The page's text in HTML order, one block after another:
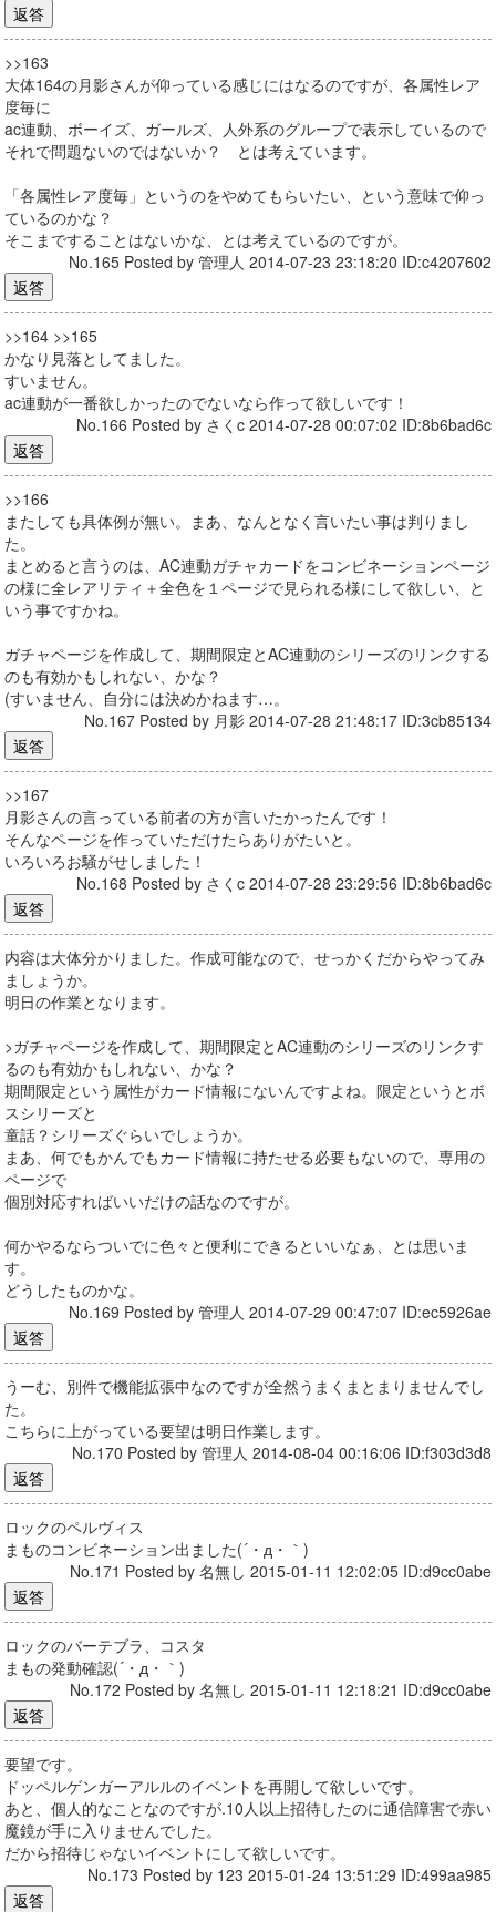
>>163
大体164の月影さんが仰っている感じにはなるのですが、各属性レア
度毎に
ac連動、ボーイズ、ガールズ、人外系のグループで表示しているので
それで問題ないのではないか？ とは考えています。
「各属性レア度毎」というのをやめてもらいたい、という意味で仰っ
ているのかな？
そこまですることはないかな、とは考えているのですが。
No.165 Posted by 管理人 2014-07-23 23:18:20 ID:c4207602
>>164 >>165
かなり見落としてました。
すいません。
ac連動が一番欲しかったのでないなら作って欲しいです！
No.166 Posted by さくc 2014-07-28 00:07:02 ID:8b6bad6c
>>166
またしても具体例が無い。まあ、なんとなく言いたい事は判りまし
た。
まとめると言うのは、AC連動ガチャカードをコンビネーションページ
の様に全レアリティ＋全色を１ページで見られる様にして欲しい、と
いう事ですかね。
ガチャページを作成して、期間限定とAC連動のシリーズのリンクする
のも有効かもしれない、かな？
(すいません、自分には決めかねます…。
No.167 Posted by 月影 2014-07-28 21:48:17 ID:3cb85134
>>167
月影さんの言っている前者の方が言いたかったんです！
そんなページを作っていただけたらありがたいと。
いろいろお騒がせしました！
No.168 Posted by さくc 2014-07-28 23:29:56 ID:8b6bad6c
内容は大体分かりました。作成可能なので、せっかくだからやってみ
ましょうか。
明日の作業となります。
>ガチャページを作成して、期間限定とAC連動のシリーズのリンクす
るのも有効かもしれない、かな？
期間限定という属性がカード情報にないんですよね。限定というとボ
スシリーズと
童話？シリーズぐらいでしょうか。
まあ、何でもかんでもカード情報に持たせる必要もないので、専用の
ページで
個別対応すればいいだけの話なのですが。
何かやるならついでに色々と便利にできるといいなぁ、とは思いま
す。
どうしたものかな。
No.169 Posted by 管理人 2014-07-29 00:47:07 ID:ec5926ae
うーむ、別件で機能拡張中なのですが全然うまくまとまりませんでし
た。
こちらに上がっている要望は明日作業します。
No.170 Posted by 管理人 2014-08-04 00:16:06 ID:f303d3d8
ロックのペルヴィス
まものコンビネーション出ました(´・д・｀)
No.171 Posted by 名無し 2015-01-11 12:02:05 ID:d9cc0abe
ロックのバーテブラ、コスタ
まもの発動確認(´・д・｀)
No.172 Posted by 名無し 2015-01-11 12:18:21 ID:d9cc0abe
要望です。
ドッペルゲンガーアルルのイベントを再開して欲しいです。
あと、個人的なことなのですが.10人以上招待したのに通信障害で赤い
魔鏡が手に入りませんでした。
だから招待じゃないイベントにして欲しいです。
No.173 Posted by 123 2015-01-24 13:51:29 ID:499aa985